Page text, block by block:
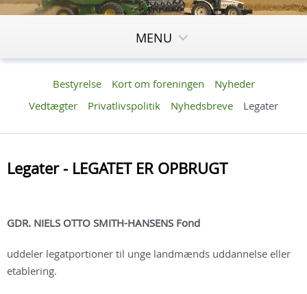
MENU
Bestyrelse Kort om foreningen
Nyheder
Vedtægter
Privatlivspolitik Nyhedsbreve Legater
Legater - LEGATET ER OPBRUGT
GDR. NIELS OTTO SMITH-HANSENS Fond
uddeler legatportioner til unge landmænds uddannelse eller
etablering.